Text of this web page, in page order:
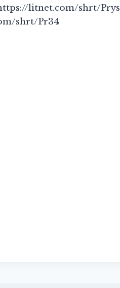
https://litnet.com/shrt/Prys
shrt/Pr34